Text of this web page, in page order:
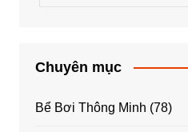
Chuyên mục
Bể Bơi Thông Minh (78)